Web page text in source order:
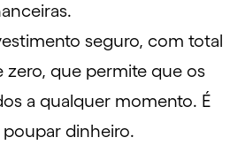
seguro, com total
zero, que permite que os
a qualquer momento. É
poupar dinheiro.